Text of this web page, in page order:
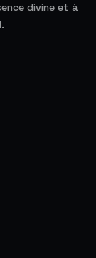
divine et à